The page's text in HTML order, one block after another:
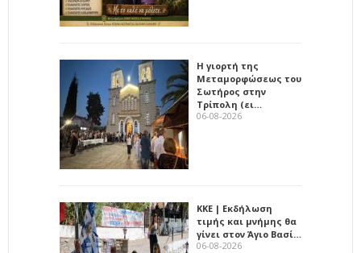
Η γιορτή της
Μεταμορφώσεως του
Σωτήρος στην
Τρίπολη (ει…
06-08-2026
ΚΚΕ | Εκδήλωση
τιμής και μνήμης θα
γίνει στον Άγιο Βασί…
06-08-2026